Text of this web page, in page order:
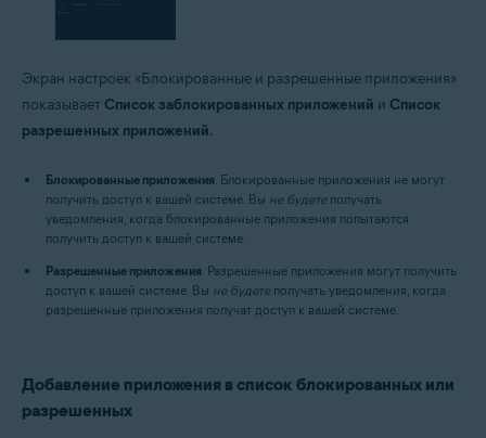
Экран настроек «Блокированные и разрешенные приложения»
показывает Список заблокированных приложений и Список
разрешенных приложений.
Блокированные приложения . Блокированные приложения не могут
получить доступ к вашей системе. Вы не будетеполучать
уведомления, когда блокированные приложения попытаются
получить доступ к вашей системе.
Разрешенные приложения . Разрешенные приложения могут получить
доступ к вашей системе. Вы не будетеполучать уведомления, когда
разрешенные приложения получат доступ к вашей системе.
Добавление приложения в список блокированных или
разрешенных